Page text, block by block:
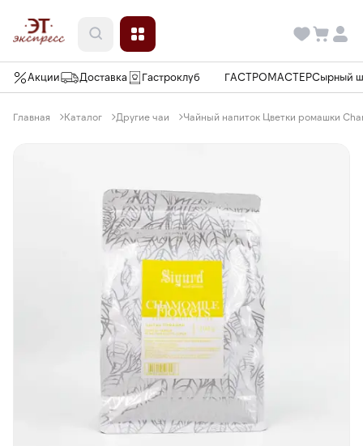
Акции Доставка Гастроклуб ГАСТРОМАСТЕРСырный
Главная Каталог Другие чаи Чайный напиток Цветки ромашки